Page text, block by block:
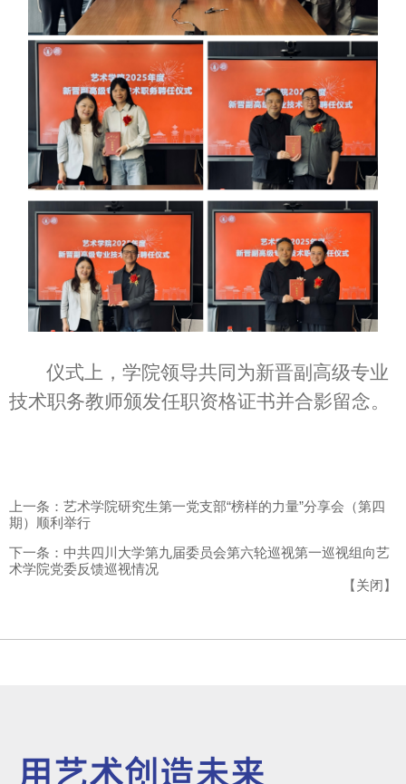
仪式上，学院领导共同为新晋副高级专业
技术职务教师颁发任职资格证书并合影留念。
上一条：艺术学院研究生第一党支部“榜样的力量”分享会（第四
期）顺利举行
下一条：中共四川大学第九届委员会第六轮巡视第一巡视组向艺
术学院党委反馈巡视情况
【关闭】
用艺术创造未来